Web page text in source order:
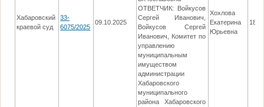
Хабаровский
краевой суд
33-
6075/2025
09.10.2025
ОТВЕТЧИК: Войкусов
Сергей Иванович,
Войкусов Сергей
Иванович, Комитет по
управлению
муниципальным
имуществом
администрации
Хабаровского
муниципального
района Хабаровского
Хохлова
Екатерина
Юрьевна